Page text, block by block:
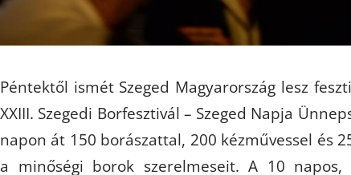
Péntektől ismét Szeged Magyarország lesz
XXIII. Szegedi Borfesztivál – Szeged Napja
napon át 150 borászattal, 200 kézművessel és
a minőségi borok szerelmeseit. A 10 napos,